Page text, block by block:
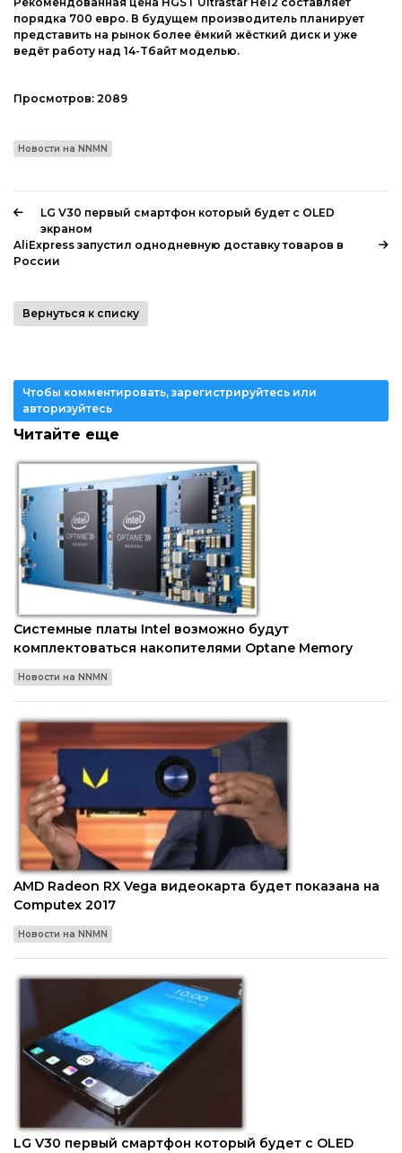
порядка 700 евро. В будущем производитель планирует
представить на рынок более ёмкий жёсткий диск и уже
ведёт работу над 14-Tбайт моделью.
Просмотров: 2089
Новости на NNMN
LG V30 первый смартфон который будет с OLED
экраном
AliExpress запустил однодневную доставку товаров в
России
Вернуться к списку
Чтобы комментировать, зарегистрируйтесь или
авторизуйтесь
Читайте еще
Системные платы Intel возможно будут
комплектоваться накопителями Optane Memory
Новости на NNMN
AMD Radeon RX Vega видеокарта будет показана на
Computex 2017
Новости на NNMN
LG V30 первый смартфон который будет с OLED